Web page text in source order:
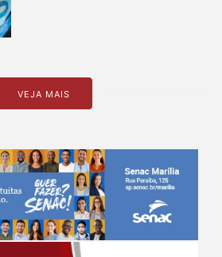
VEJA MAIS